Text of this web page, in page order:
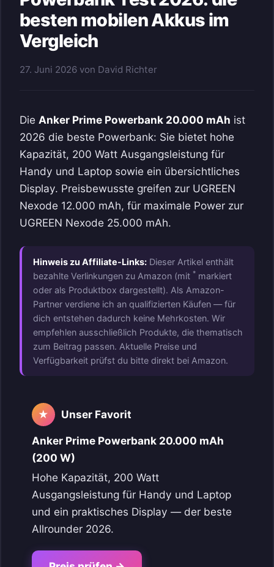
besten mobilen Akkus im
Vergleich
27. Juni 2026 von David Richter
Die Anker Prime Powerbank 20.000 mAh ist
2026 die beste Powerbank: Sie bietet hohe
Kapazität, 200 Watt Ausgangsleistung für
Handy und Laptop sowie ein übersichtliches
Display. Preisbewusste greifen zur UGREEN
Nexode 12.000 mAh, für maximale Power zur
UGREEN Nexode 25.000 mAh.
Hinweis zu Affiliate-Links: Dieser Artikel enthält
bezahlte Verlinkungen zu Amazon (mit * markiert
oder als Produktbox dargestellt). Als Amazon-
Partner verdiene ich an qualifizierten Käufen — für
dich entstehen dadurch keine Mehrkosten. Wir
empfehlen ausschließlich Produkte, die thematisch
zum Beitrag passen. Aktuelle Preise und
Verfügbarkeit prüfst du bitte direkt bei Amazon.
★ Unser Favorit
Anker Prime Powerbank 20.000 mAh
(200 W)
Hohe Kapazität, 200 Watt
Ausgangsleistung für Handy und Laptop
und ein praktisches Display — der beste
Allrounder 2026.